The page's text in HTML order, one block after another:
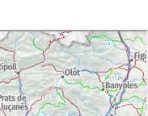
per a
de cadira de
Es camina